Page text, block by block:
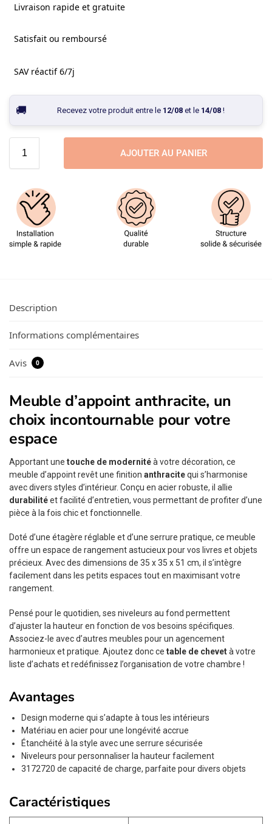
Livraison rapide et gratuite
Satisfait ou remboursé
SAV réactif 6/7j
Recevez votre produit entre le 12/08et le 14/08!
AJOUTER AU PANIER
Description
Informations complémentaires
Avis 0
Meuble d’appoint anthracite, un
choix incontournable pour votre
espace
Apportant une touche de modernitéà votre décoration, ce
meuble d’appoint revêt une finition anthracitequi s’harmonise
avec divers styles d’intérieur. Conçu en acier robuste, il allie
durabilitéet facilité d’entretien, vous permettant de profiter d’une
pièce à la fois chic et fonctionnelle.
Doté d’une étagère réglable et d’une serrure pratique, ce meuble
offre un espace de rangement astucieux pour vos livres et objets
précieux. Avec des dimensions de 35 x 35 x 51 cm, il s’intègre
facilement dans les petits espaces tout en maximisant votre
rangement.
Pensé pour le quotidien, ses niveleurs au fond permettent
d’ajuster la hauteur en fonction de vos besoins spécifiques.
Associez-le avec d’autres meubles pour un agencement
harmonieux et pratique. Ajoutez donc ce table de chevetà votre
liste d’achats et redéfinissez l’organisation de votre chambre !
Avantages
Design moderne qui s’adapte à tous les intérieurs
Matériau en acier pour une longévité accrue
Étanchéité à la style avec une serrure sécurisée
Niveleurs pour personnaliser la hauteur facilement
3172720 de capacité de charge, parfaite pour divers objets
Caractéristiques